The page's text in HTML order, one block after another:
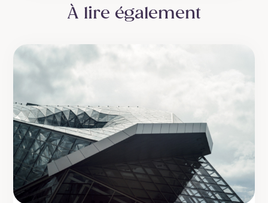
À lire également